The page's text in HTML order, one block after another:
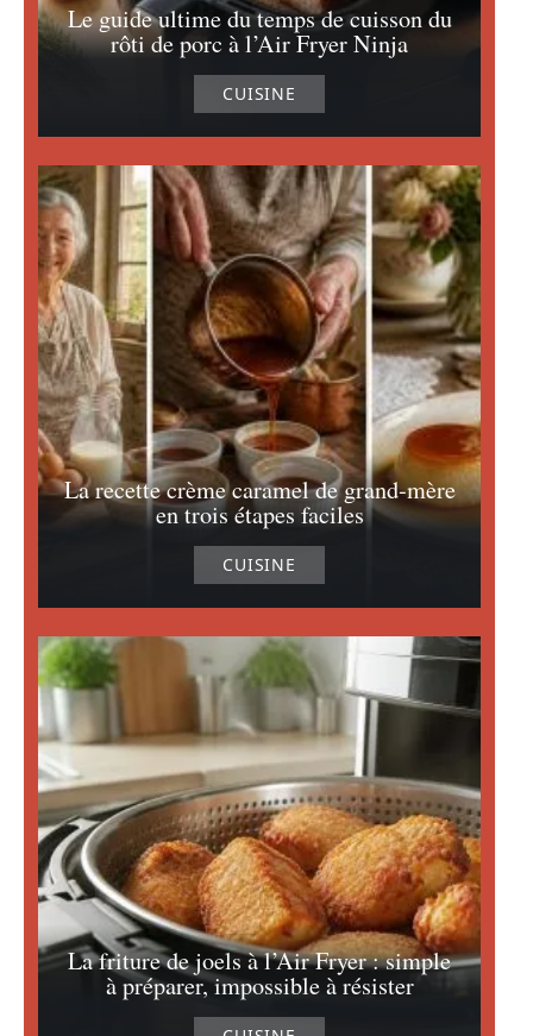
Le guide ultime du temps de cuisson du
rôti de porc à l’Air Fryer Ninja
CUISINE
La recette crème caramel de grand-mère
en trois étapes faciles
CUISINE
La friture de joels à l’Air Fryer : simple
à préparer, impossible à résister